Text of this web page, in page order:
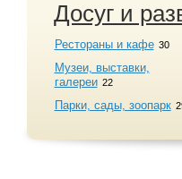
Досуг и
Рестораны и кафе 30
Музеи, выставки,
галереи 22
Парки, сады, зоопарк